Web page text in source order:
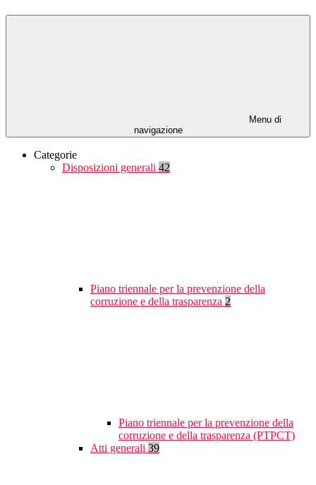
Menu di
navigazione
Categorie
Disposizioni generali 42
Piano triennale per la prevenzione della
corruzione e della trasparenza 2
Piano triennale per la prevenzione della
corruzione e della trasparenza (PTPCT)
Atti generali 39